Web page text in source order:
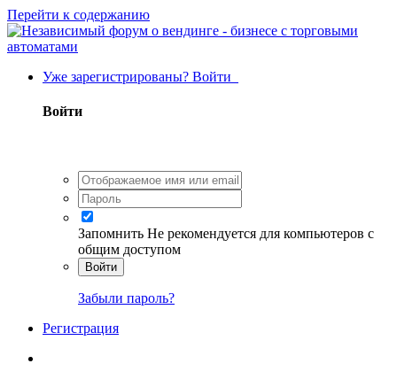
Перейти к содержанию
Уже зарегистрированы? Войти
Войти
Запомнить Не рекомендуется для компьютеров с
общим доступом
Войти
Забыли пароль?
Регистрация